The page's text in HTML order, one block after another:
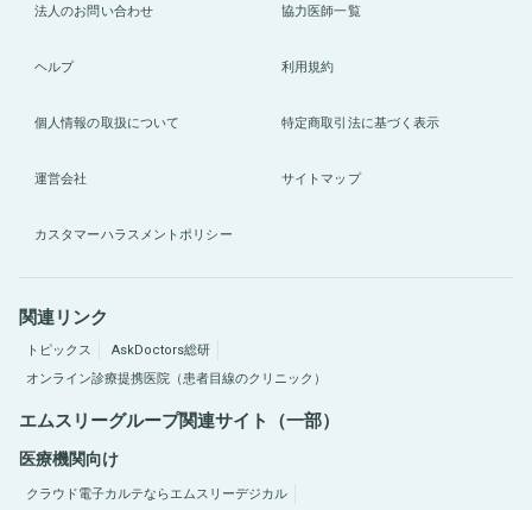
法人のお問い合わせ 協力医師一覧
ヘルプ 利用規約
個人情報の取扱について 特定商取引法に基づく表示
運営会社 サイトマップ
カスタマーハラスメントポリシー
関連リンク
トピックス
AskDoctors総研
オンライン診療提携医院（患者目線のクリニック）
エムスリーグループ関連サイト（一部）
医療機関向け
クラウド電子カルテならエムスリーデジカル